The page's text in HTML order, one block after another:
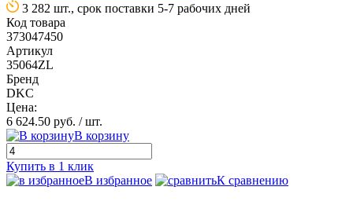
3 282 шт., срок поставки 5-7 рабочих дней
Код товара
373047450
Артикул
35064ZL
Бренд
DKC
Цена:
6 624.50 руб. / шт.
В корзину
Купить в 1 клик
В избранное
К сравнению